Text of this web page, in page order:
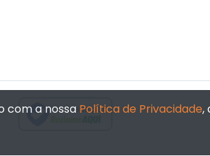
Verificada por
com a nossa Política de Privacidade,